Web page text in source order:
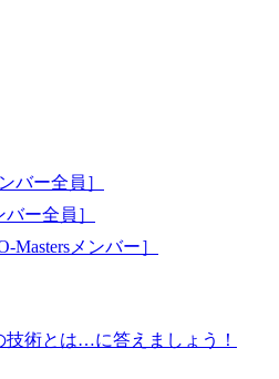
ー全員］
ー全員］
メンバー］
術とは…に答えましょう！